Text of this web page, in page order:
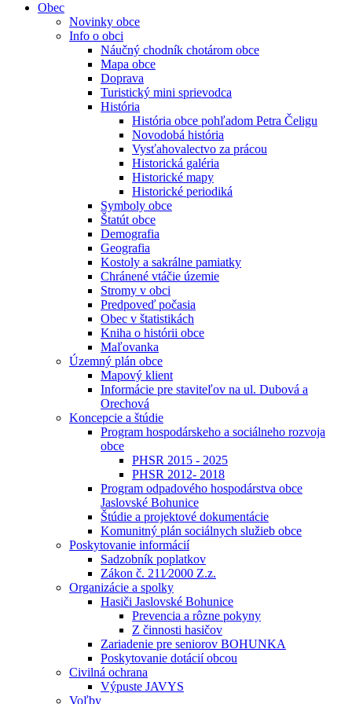
Obec
Novinky obce
Info o obci
Náučný chodník chotárom obce
Mapa obce
Doprava
Turistický mini sprievodca
História
História obce pohľadom Petra Čeligu
Novodobá história
Vysťahovalectvo za prácou
Historická galéria
Historické mapy
Historické periodiká
Symboly obce
Štatút obce
Demografia
Geografia
Kostoly a sakrálne pamiatky
Chránené vtáčie územie
Stromy v obci
Predpoveď počasia
Obec v štatistikách
Kniha o histórii obce
Maľovanka
Územný plán obce
Mapový klient
Informácie pre staviteľov na ul. Dubová a
Orechová
Koncepcie a štúdie
Program hospodárskeho a sociálneho rozvoja
obce
PHSR 2015 - 2025
PHSR 2012- 2018
Program odpadového hospodárstva obce
Jaslovské Bohunice
Štúdie a projektové dokumentácie
Komunitný plán sociálnych služieb obce
Poskytovanie informácií
Sadzobník poplatkov
Zákon č. 211⁄2000 Z.z.
Organizácie a spolky
Hasiči Jaslovské Bohunice
Prevencia a rôzne pokyny
Z činnosti hasičov
Zariadenie pre seniorov BOHUNKA
Poskytovanie dotácií obcou
Civilná ochrana
Výpuste JAVYS
Voľby